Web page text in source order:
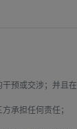
预或交涉；并且
承担任何责任；